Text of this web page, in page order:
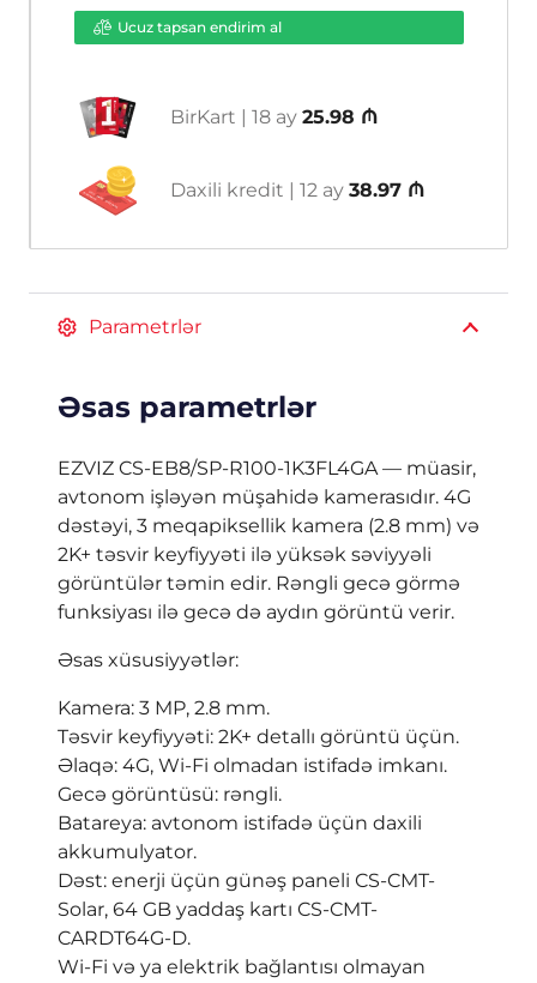
(2.8mm)
4G
3MP
ədəd
Ucuz tapsan endirim al
BirKart | 18 ay 25.98 ₼
Daxili kredit | 12 ay 38.97 ₼
Parametrlər
Əsas parametrlər
EZVIZ CS-EB8/SP-R100-1K3FL4GA — müasir,
avtonom işləyən müşahidə kamerasıdır. 4G
dəstəyi, 3 meqapiksellik kamera (2.8 mm) və
2K+ təsvir keyfiyyəti ilə yüksək səviyyəli
görüntülər təmin edir. Rəngli gecə görmə
funksiyası ilə gecə də aydın görüntü verir.
Əsas xüsusiyyətlər:
Kamera: 3 MP, 2.8 mm.
Təsvir keyfiyyəti: 2K+ detallı görüntü üçün.
Əlaqə: 4G, Wi-Fi olmadan istifadə imkanı.
Gecə görüntüsü: rəngli.
Batareya: avtonom istifadə üçün daxili
akkumulyator.
Dəst: enerji üçün günəş paneli CS-CMT-
Solar, 64 GB yaddaş kartı CS-CMT-
CARDT64G-D.
Wi-Fi və ya elektrik bağlantısı olmayan